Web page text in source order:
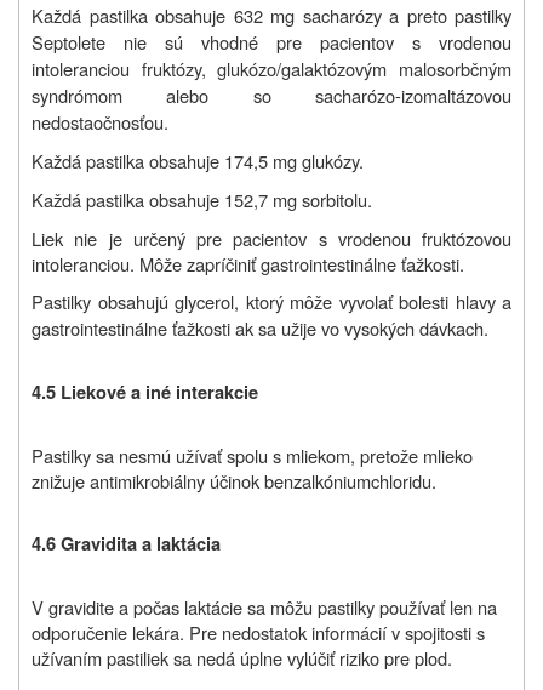
Každá pastilka obsahuje 632 mg sacharózy a preto pastilky
Septolete nie sú vhodné pre pacientov s vrodenou
intoleranciou fruktózy, glukózo/galaktózovým malosorbčným
syndrómom alebo so sacharózo-izomaltázovou
nedostaočnosťou.
Každá pastilka obsahuje 174,5 mg glukózy.
Každá pastilka obsahuje 152,7 mg sorbitolu.
Liek nie je určený pre pacientov s vrodenou fruktózovou
intoleranciou. Môže zapríčiniť gastrointestinálne ťažkosti.
Pastilky obsahujú glycerol, ktorý môže vyvolať bolesti hlavy a
gastrointestinálne ťažkosti ak sa užije vo vysokých dávkach.
4.5 Liekové a iné interakcie
Pastilky sa nesmú užívať spolu s mliekom, pretože mlieko
znižuje antimikrobiálny účinok benzalkóniumchloridu.
4.6 Gravidita a laktácia
V gravidite a počas laktácie sa môžu pastilky používať len na
odporučenie lekára. Pre nedostatok informácií v spojitosti s
užívaním pastiliek sa nedá úplne vylúčiť riziko pre plod.